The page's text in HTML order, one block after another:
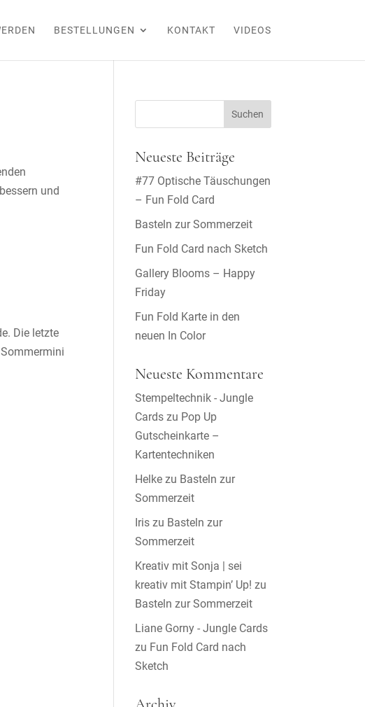
BESTELLUNGEN KONTAKT VIDEOS
und
Die letzte
Neueste Beiträge
#77 Optische Täuschungen
– Fun Fold Card
Basteln zur Sommerzeit
Fun Fold Card nach Sketch
Gallery Blooms – Happy
Friday
Fun Fold Karte in den
neuen In Color
Neueste Kommentare
Stempeltechnik - Jungle
Cards zu Pop Up
Gutscheinkarte –
Kartentechniken
Helke zu Basteln zur
Sommerzeit
Iris zu Basteln zur
Sommerzeit
Kreativ mit Sonja | sei
kreativ mit Stampin’ Up! zu
Basteln zur Sommerzeit
Liane Gorny - Jungle Cards
zu Fun Fold Card nach
Sketch